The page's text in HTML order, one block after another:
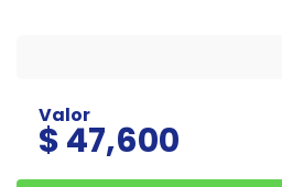
Valor
$ 47,600